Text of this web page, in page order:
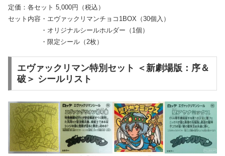
定価：各セット 5,000円（税込）
セット内容・エヴァックリマンチョコ1BOX（30個入）
・オリジナルシールホルダー（1個）
・限定シール（2枚）
エヴァックリマン特別セット ＜新劇場版：序＆
破＞ シールリスト